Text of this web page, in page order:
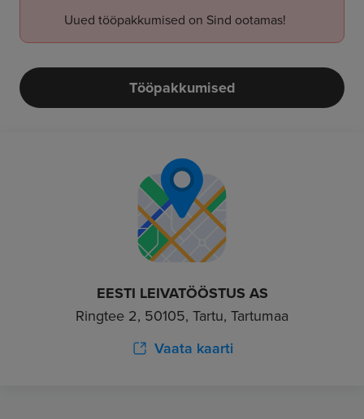
Uued tööpakkumised on Sind ootamas!
Tööpakkumised
EESTI LEIVATÖÖSTUS AS
Ringtee 2, 50105, Tartu, Tartumaa
Vaata kaarti